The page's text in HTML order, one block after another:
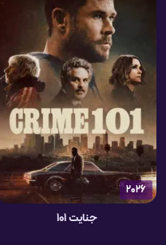
2026
جنایت ۱۰۱